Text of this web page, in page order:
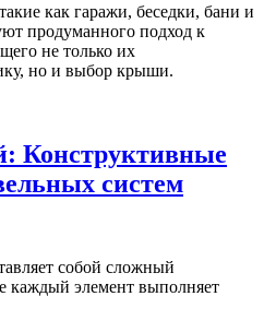
как гаражи, беседки, бани и
продуманного подход к
не только их
но и выбор крыши.
Конструктивные
систем
собой сложный
каждый элемент выполняет